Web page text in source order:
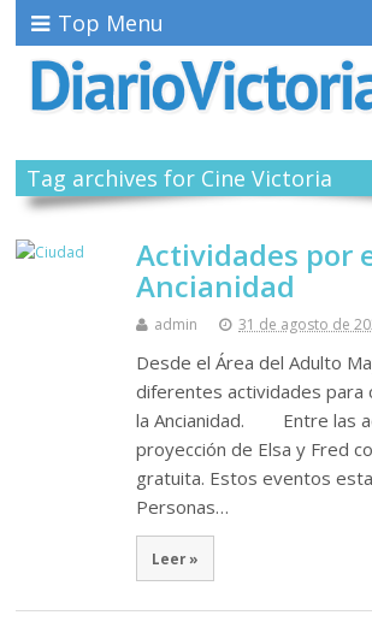
Top Menu
Tag archives for Cine Victoria
Actividades por
Ancianidad
admin 31 de agosto de
Desde el Área del Adulto
diferentes actividades para
la Ancianidad. Entre las
proyección de Elsa y Fred
gratuita. Estos eventos
Personas…
Leer »